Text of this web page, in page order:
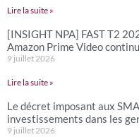
Lire la suite »
[INSIGHT NPA] FAST T2
Amazon Prime Video
9 juillet 2026
Lire la suite »
Le décret imposant aux
investissements dans les
9 juillet 2026